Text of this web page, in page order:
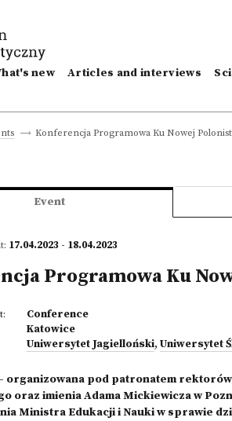
new Articles and interviews
Konferencja Programowa Ku Nowej
Event
17.04.2023 - 18.04.2023
Programowa Ku
Conference
Katowice
Uniwersytet Jagielloński, Uniwersytet
organizowana pod patronatem
oraz imienia Adama Mickiewicza w
Ministra Edukacji i Nauki w sprawie